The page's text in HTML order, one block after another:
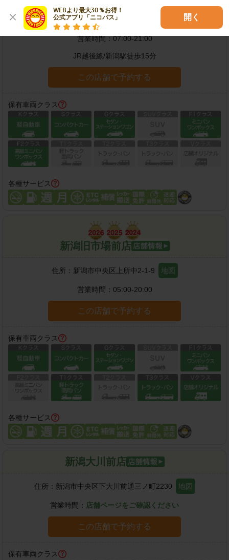
WEBより最大30％お得！
公式アプリ「ニコパス」
開く
住所： 新潟市中央区天神尾2-8-20
営業時間：07:00-21:00
JR越後線/新潟駅徒歩15分
この店舗で予約する
保有車両クラス
各種サービス
新潟旧市場前店
住所： 新潟市中央区上所中2-1-9 地図
営業時間： 05:00-20:00
この店舗で予約する
保有車両クラス
各種サービス
新潟大川前店
住所： 新潟市中央区下大川前通三ノ町2230 地図
営業時間： 店舗ページをご確認ください
この店舗で予約する
保有車両クラス